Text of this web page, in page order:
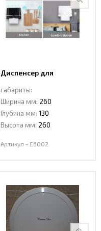
Диспенсер для
CeramaLux E6002
габариты:
Ширина мм: 260
Глубина мм: 130
Высота мм: 260
Артикул - E6002